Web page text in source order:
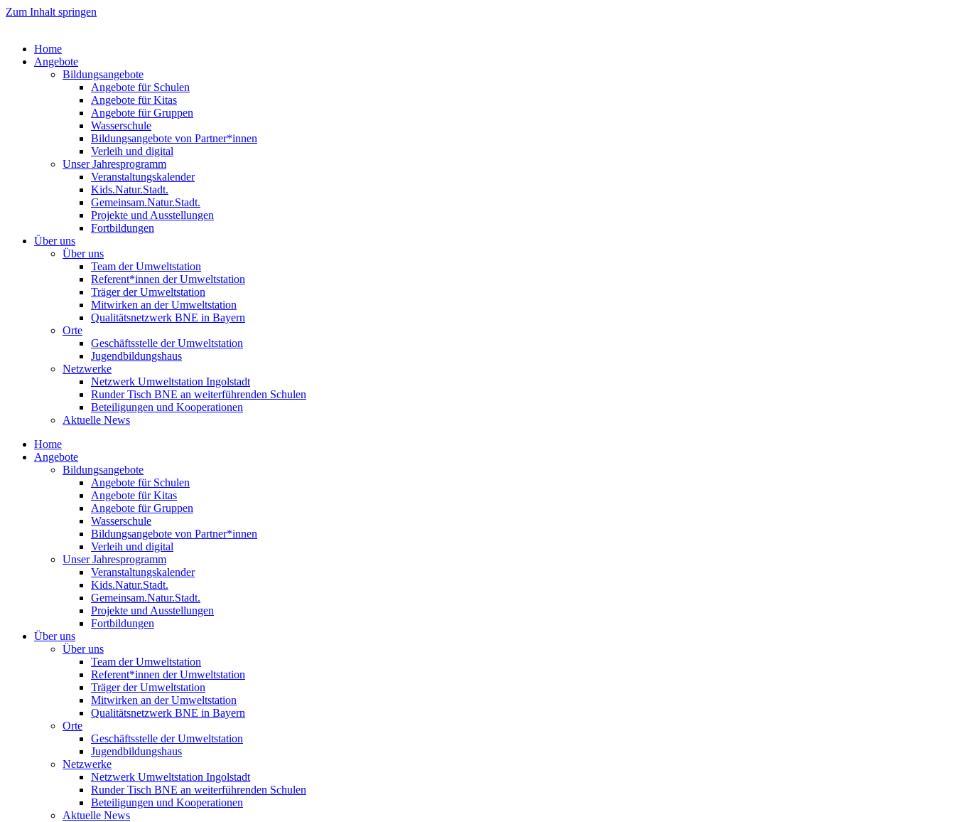
Zum Inhalt springen
Home
Angebote
Bildungsangebote
Angebote für Schulen
Angebote für Kitas
Angebote für Gruppen
Wasserschule
Bildungsangebote von Partner*innen
Verleih und digital
Unser Jahresprogramm
Veranstaltungskalender
Kids.Natur.Stadt.
Gemeinsam.Natur.Stadt.
Projekte und Ausstellungen
Fortbildungen
Über uns
Über uns
Team der Umweltstation
Referent*innen der Umweltstation
Träger der Umweltstation
Mitwirken an der Umweltstation
Qualitätsnetzwerk BNE in Bayern
Orte
Geschäftsstelle der Umweltstation
Jugendbildungshaus
Netzwerke
Netzwerk Umweltstation Ingolstadt
Runder Tisch BNE an weiterführenden Schulen
Beteiligungen und Kooperationen
Aktuelle News
Home
Angebote
Bildungsangebote
Angebote für Schulen
Angebote für Kitas
Angebote für Gruppen
Wasserschule
Bildungsangebote von Partner*innen
Verleih und digital
Unser Jahresprogramm
Veranstaltungskalender
Kids.Natur.Stadt.
Gemeinsam.Natur.Stadt.
Projekte und Ausstellungen
Fortbildungen
Über uns
Über uns
Team der Umweltstation
Referent*innen der Umweltstation
Träger der Umweltstation
Mitwirken an der Umweltstation
Qualitätsnetzwerk BNE in Bayern
Orte
Geschäftsstelle der Umweltstation
Jugendbildungshaus
Netzwerke
Netzwerk Umweltstation Ingolstadt
Runder Tisch BNE an weiterführenden Schulen
Beteiligungen und Kooperationen
Aktuelle News